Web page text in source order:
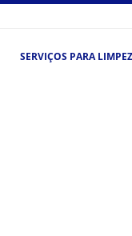
SERVIÇOS PARA